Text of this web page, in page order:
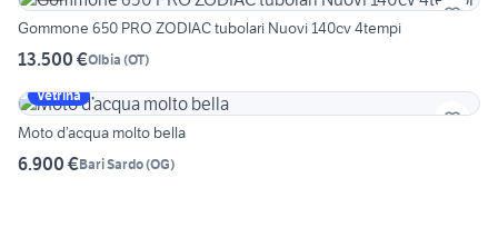
Gommone 650 PRO ZODIAC tubolari Nuovi 140cv 4tempi
13.500 €Olbia (OT)
Vetrina
Moto d’acqua molto bella
6.900 €Bari Sardo(OG)